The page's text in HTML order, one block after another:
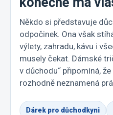
Někdo si představuje
odpočinek. Ona však
výlety, zahradu, kávu i
musely čekat. Dámské
v důchodu“ připomíná,
rozhodně neznamená
Dárek pro důchodkyni